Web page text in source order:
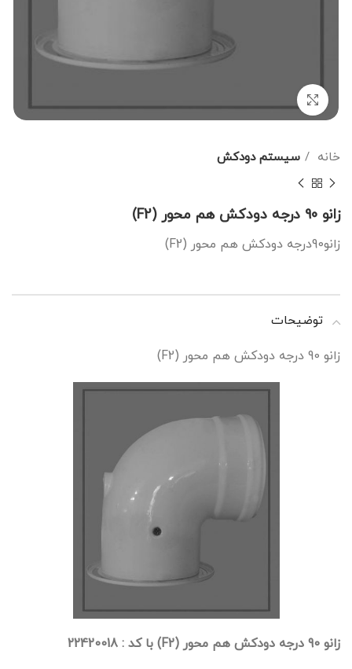
خانه سیستم دودکش
زانو 90 درجه دودکش هم محور (F2)
زانو90درجه دودکش هم محور (F2)
توضیحات
زانو 90 درجه دودکش هم محور (F2)
زانو 90 درجه دودکش هم محور (F2) با کد : 22420018